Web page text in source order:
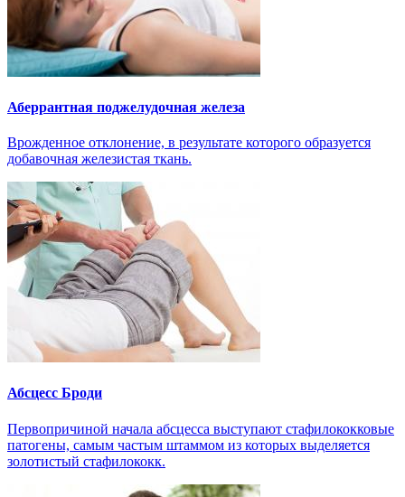
Аберрантная поджелудочная железа
Врожденное отклонение, в результате которого образуется
добавочная железистая ткань.
Абсцесс Броди
Первопричиной начала абсцесса выступают стафилококковые
патогены, самым частым штаммом из которых выделяется
золотистый стафилококк.